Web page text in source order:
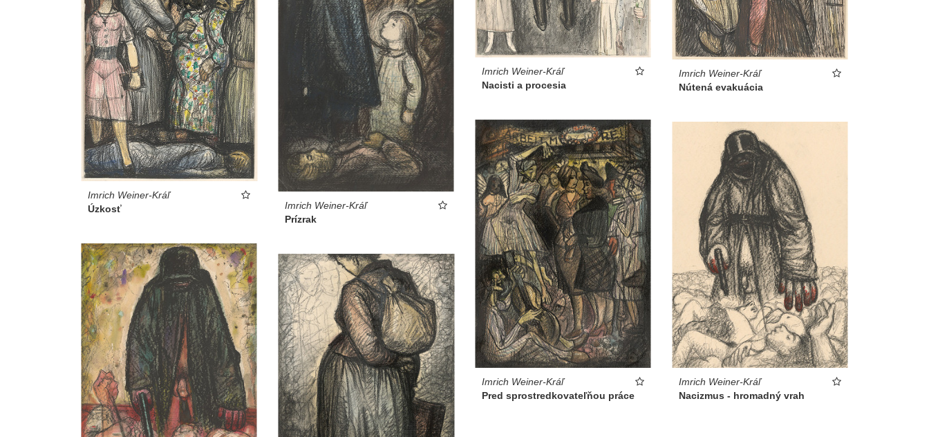
Imrich Weiner-Kráľ
Nacisti a procesia
Imrich Weiner-Kráľ
Nútená evakuácia
Imrich Weiner-Kráľ
Úzkosť
Imrich Weiner-Kráľ
Prízrak
Imrich Weiner-Kráľ
Pred sprostredkovateľňou práce
Imrich Weiner-Kráľ
Nacizmus - hromadný vrah